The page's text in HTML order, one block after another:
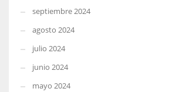
septiembre 2024
agosto 2024
julio 2024
junio 2024
mayo 2024